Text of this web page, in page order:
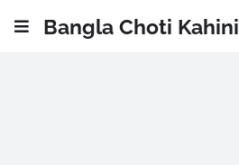
Bangla Choti Kahini